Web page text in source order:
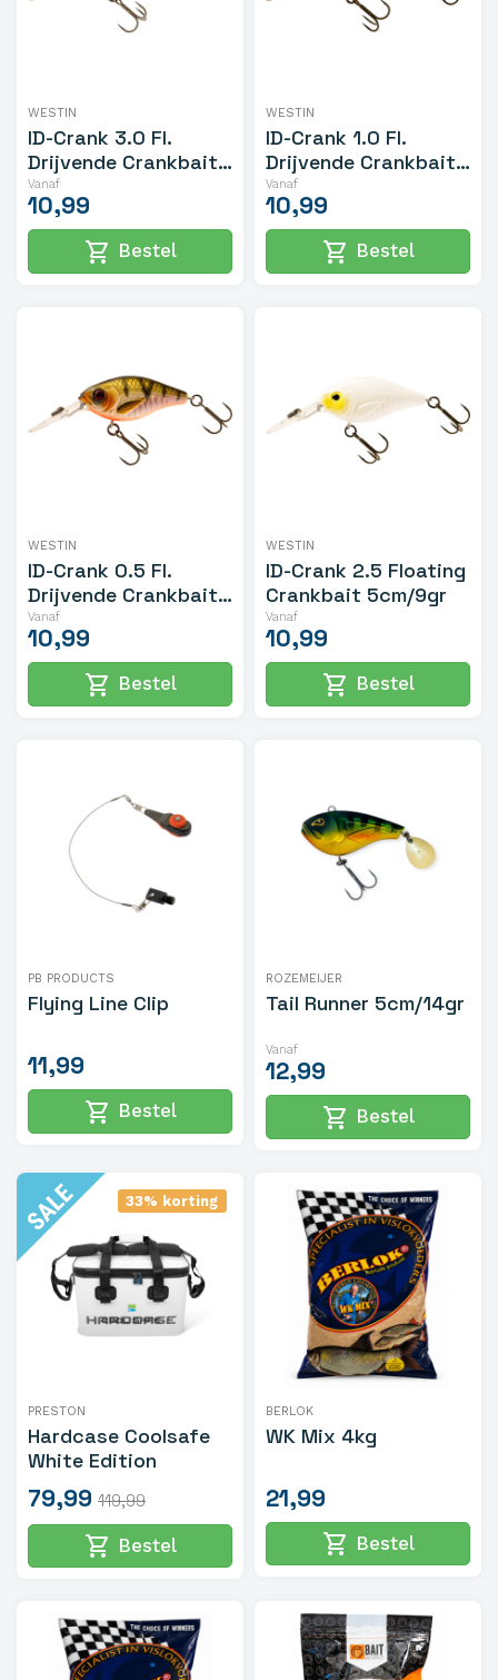
WESTIN
ID-Crank 3.0 Fl.
Drijvende Crankbait
5cm/10gr
Vanaf
10,99
shopping_cart Bestel
WESTIN
ID-Crank 1.0 Fl.
Drijvende Crankbait
4.8cm/8gr
Vanaf
10,99
shopping_cart Bestel
WESTIN
ID-Crank 0.5 Fl.
Drijvende Crankbait
4.8cm/7.5gr
Vanaf
10,99
shopping_cart Bestel
WESTIN
ID-Crank 2.5 Floating
Crankbait 5cm/9gr
Vanaf
10,99
shopping_cart Bestel
PB PRODUCTS
Flying Line Clip
11,99
shopping_cart Bestel
ROZEMEIJER
Tail Runner 5cm/14gr
Vanaf
12,99
shopping_cart Bestel
33% korting
PRESTON
Hardcase Coolsafe
White Edition
79,99 119,99
shopping_cart Bestel
BERLOK
WK Mix 4kg
21,99
shopping_cart Bestel